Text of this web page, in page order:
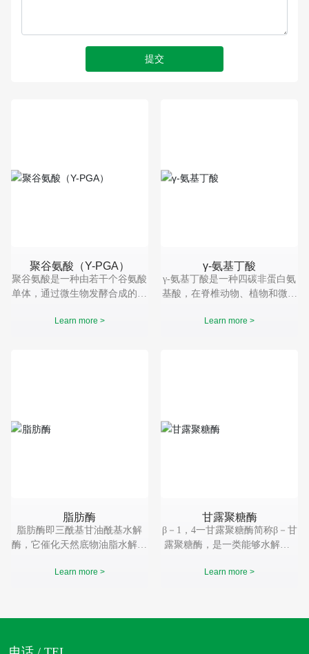
提交
聚谷氨酸（Y-PGA）
聚谷氨酸是一种由若干个谷氨酸
单体，通过微生物发酵合成的高
为一种生物材料，γ-聚谷氨酸又
Learn more >
γ-氨基丁酸
γ-氨基丁酸是一种四碳非蛋白氨
基酸，在脊椎动物、植物和微生
氨基酸，具有镇静、催眠、抗惊
Learn more >
脂肪酶
脂肪酶即三酰基甘油酰基水解
酶，它催化天然底物油脂水解，
二酯。 脂肪酶基本组成单位仅
的蛋白质结构。
Learn more >
甘露聚糖酶
β－1，4一甘露聚糖酶简称β－甘
露聚糖酶，是一类能够水解含β
糖、甘露多糖（包括甘露聚糖、
素酶类。
Learn more >